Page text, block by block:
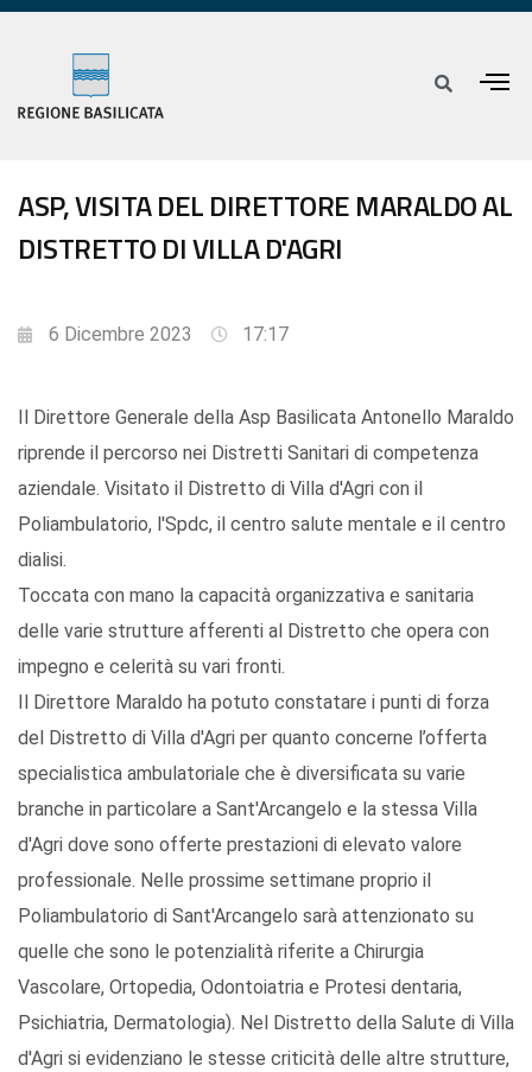
ASP, VISITA DEL DIRETTORE MARALDO AL
DISTRETTO DI VILLA D'AGRI
6 Dicembre 2023 17:17
Il Direttore Generale della Asp Basilicata Antonello Maraldo
riprende il percorso nei Distretti Sanitari di competenza
aziendale. Visitato il Distretto di Villa d'Agri con il
Poliambulatorio, l'Spdc, il centro salute mentale e il centro
dialisi.
Toccata con mano la capacità organizzativa e sanitaria
delle varie strutture afferenti al Distretto che opera con
impegno e celerità su vari fronti.
Il Direttore Maraldo ha potuto constatare i punti di forza
del Distretto di Villa d'Agri per quanto concerne l’offerta
specialistica ambulatoriale che è diversificata su varie
branche in particolare a Sant'Arcangelo e la stessa Villa
d'Agri dove sono offerte prestazioni di elevato valore
professionale. Nelle prossime settimane proprio il
Poliambulatorio di Sant'Arcangelo sarà attenzionato su
quelle che sono le potenzialità riferite a Chirurgia
Vascolare, Ortopedia, Odontoiatria e Protesi dentaria,
Psichiatria, Dermatologia). Nel Distretto della Salute di Villa
d'Agri si evidenziano le stesse criticità delle altre strutture,